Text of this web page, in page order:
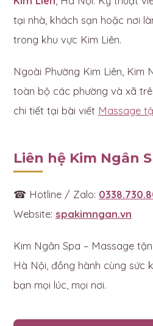
tại nhà, khách sạn hoặc nơi
trong khu vực Kim Liên.
Ngoài Phường Kim Liên, Kim
toàn bộ các phường và xã
chi tiết tại bài viết Massage
Liên hệ Kim Ngân
☎ Hotline / Zalo:
Website: spakimngan.vn
Kim Ngân Spa – Massage
Hà Nội, đồng hành cùng sức
bạn mọi lúc, mọi nơi.